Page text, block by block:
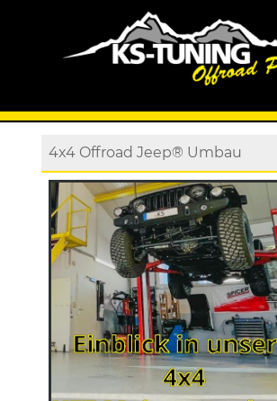
4x4 Offroad Jeep® Umbau